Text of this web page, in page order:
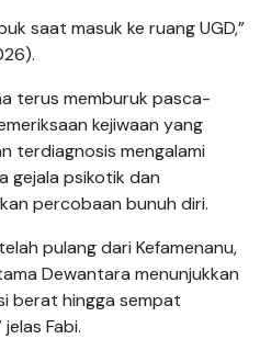
saat masuk ke ruang UGD,”
terus memburuk pasca-
kejiwaan yang
terdiagnosis mengalami
gejala psikotik dan
percobaan bunuh diri.
pulang dari Kefamenanu,
Dewantara menunjukkan
berat hingga sempat
Fabi.